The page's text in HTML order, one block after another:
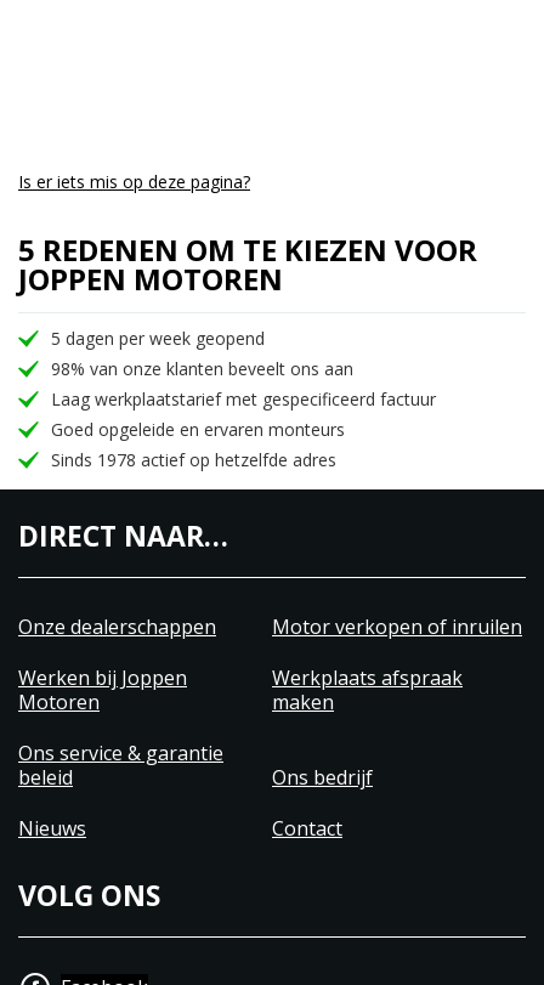
Is er iets mis op deze pagina?
5 REDENEN OM TE KIEZEN VOOR
JOPPEN MOTOREN
5 dagen per week geopend
98% van onze klanten beveelt ons aan
Laag werkplaatstarief met gespecificeerd factuur
Goed opgeleide en ervaren monteurs
Sinds 1978 actief op hetzelfde adres
DIRECT NAAR…
Onze dealerschappen
Motor verkopen of inruilen
Werken bij Joppen
Motoren
Werkplaats afspraak
maken
Ons service & garantie
beleid
Ons bedrijf
Nieuws
Contact
VOLG ONS